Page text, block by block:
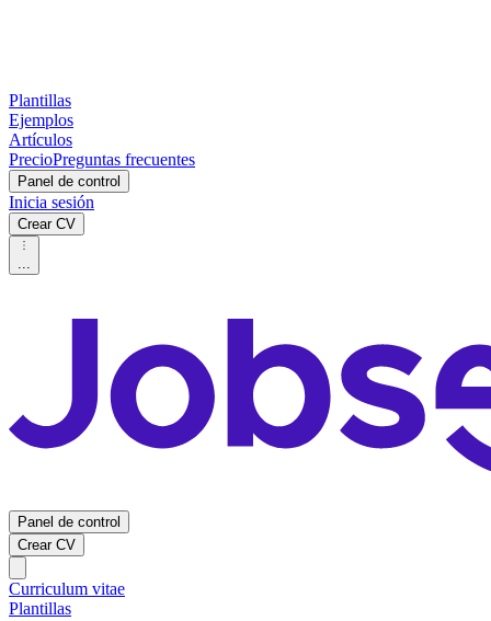
Plantillas
Ejemplos
Artículos
PrecioPreguntas frecuentes
Panel de control
Inicia sesión
Crear CV
...
Panel de control
Crear CV
Curriculum vitae
Plantillas